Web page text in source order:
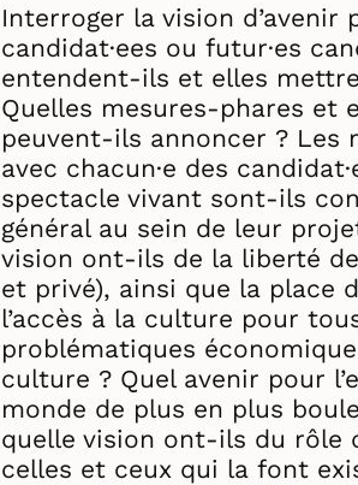
Interroger la vision
candidat·ees ou futur·es
entendent-ils et elles
Quelles mesures-phares et
peuvent-ils annoncer ? Les
avec chacun·e des
spectacle vivant sont-ils
général au sein de leur
vision ont-ils de la liberté
et privé), ainsi que la place
l’accès à la culture pour
problématiques
culture ? Quel avenir pour
monde de plus en plus
quelle vision ont-ils du rôle
celles et ceux qui la font